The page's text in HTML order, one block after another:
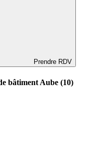
Prendre RDV
bâtiment Aube (10)